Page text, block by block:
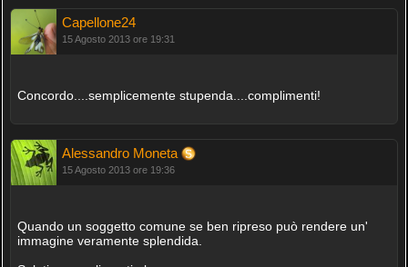
Capellone24
15 Agosto 2013 ore 19:31
Concordo....semplicemente stupenda....complimenti!
Alessandro Moneta
15 Agosto 2013 ore 19:36
Quando un soggetto comune se ben ripreso può rendere un'
immagine veramente splendida.